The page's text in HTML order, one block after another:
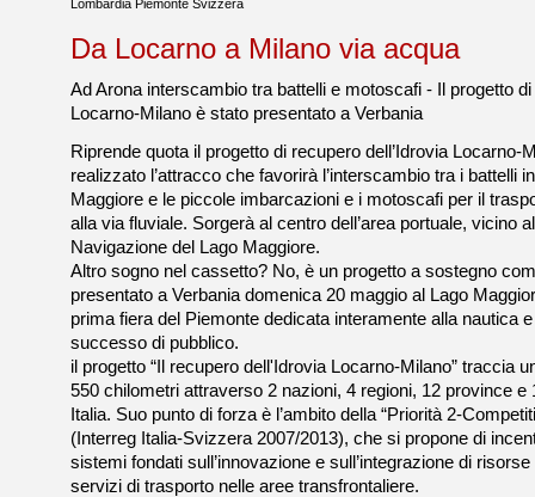
Lombardia Piemonte Svizzera
Da Locarno a Milano via acqua
Ad Arona interscambio tra battelli e motoscafi - Il progetto di
Locarno-Milano è stato presentato a Verbania
Riprende quota il progetto di recupero dell’Idrovia Locarno-
realizzato l’attracco che favorirà l’interscambio tra i battelli
Maggiore e le piccole imbarcazioni e i motoscafi per il
alla via fluviale. Sorgerà al centro dell’area portuale, vicino
Navigazione del Lago Maggiore.
Altro sogno nel cassetto? No, è un progetto a sostegno
presentato a Verbania domenica 20 maggio al Lago
prima fiera del Piemonte dedicata interamente alla nautica
successo di pubblico.
il progetto “Il recupero dell'Idrovia Locarno-Milano” traccia
550 chilometri attraverso 2 nazioni, 4 regioni, 12 province e
Italia. Suo punto di forza è l’ambito della “Priorità 2-
(Interreg Italia-Svizzera 2007/2013), che si propone di
sistemi fondati sull’innovazione e sull’integrazione di
servizi di trasporto nelle aree transfrontaliere.